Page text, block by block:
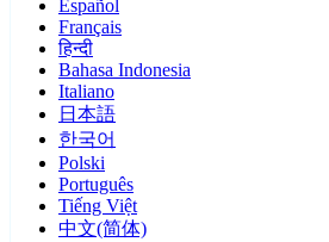
Español
Français
हिन्दी
Bahasa Indonesia
Italiano
日本語
한국어
Polski
Português
Tiếng Việt
中文(简体)